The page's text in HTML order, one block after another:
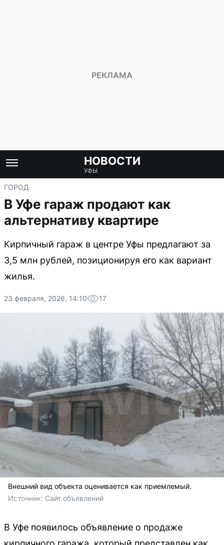
НОВОСТИ
УФЫ
ГОРОД
В Уфе гараж продают как
альтернативу квартире
Кирпичный гараж в центре Уфы предлагают за
3,5 млн рублей, позиционируя его как вариант
жилья.
23 февраля, 2026, 14:10 17
Внешний вид объекта оценивается как приемлемый.
Источник: Сайт объявлений
В Уфе появилось объявление о продаже